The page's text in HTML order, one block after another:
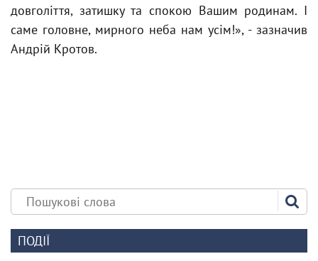
довголіття, затишку та спокою Вашим родинам. І
саме головне, мирного неба нам усім!», - зазначив
Андрій Кротов.
ПОДІЇ